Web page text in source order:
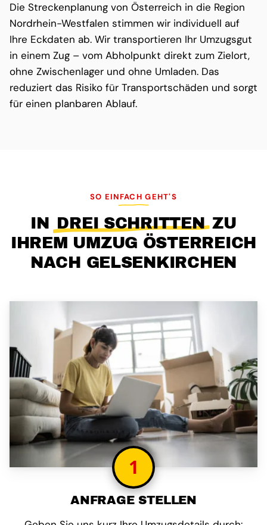
Die Streckenplanung von Österreich in die Region
Nordrhein-Westfalen stimmen wir individuell auf
Ihre Eckdaten ab. Wir transportieren Ihr Umzugsgut
in einem Zug – vom Abholpunkt direkt zum Zielort,
ohne Zwischenlager und ohne Umladen. Das
reduziert das Risiko für Transportschäden und sorgt
für einen planbaren Ablauf.
SO EINFACH GEHT'S
IN DREI SCHRITTENZU
IHREM UMZUG ÖSTERREICH
NACH GELSENKIRCHEN
1
ANFRAGE STELLEN